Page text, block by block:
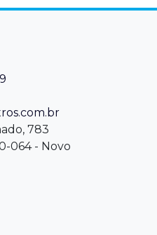
783
064 - Novo